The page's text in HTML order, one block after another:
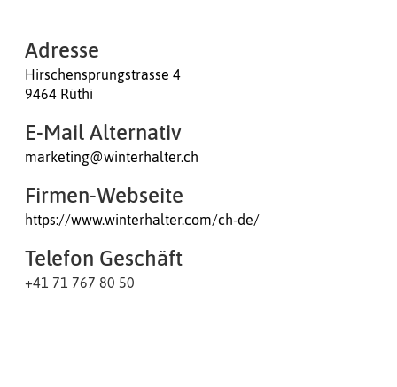
Adresse
Hirschensprungstrasse 4
9464 Rüthi
E-Mail Alternativ
marketing@winterhalter.ch
Firmen-Webseite
https://www.winterhalter.com/ch-de/
Telefon Geschäft
+41 71 767 80 50